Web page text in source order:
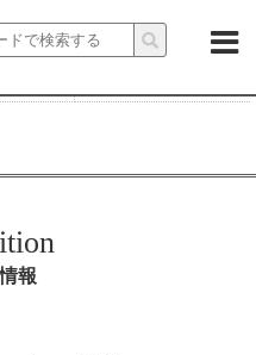
Exhibitions
報